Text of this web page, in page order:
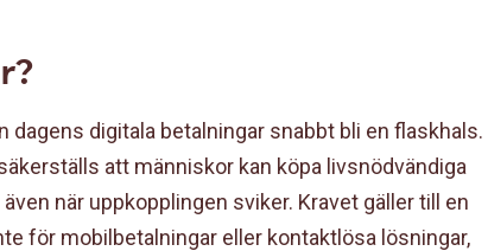
digitala betalningar snabbt bli en flaskhals.
att människor kan köpa livsnödvändiga
när uppkopplingen sviker. Kravet gäller till en
för mobilbetalningar eller kontaktlösa lösningar,